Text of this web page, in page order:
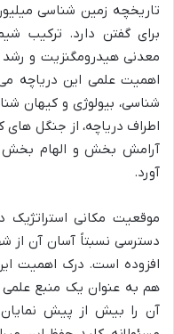
تاریخچه زمین شناسی
برای گفتن دارد. ترکیب
معدنی هیدرومگنزیت و رشد
اهمیت علمی این دریاچه
شناسی، بیولوژی و کیهان
اطراف دریاچه، از جنگل های
آرامش بخش و الهام بخش
آورد.
موقعیت مکانی استراتژیک
دسترسی نسبتاً آسان آن از
افزوده است. درک اهمیت
هم به عنوان یک منبع
آن را بیش از پیش